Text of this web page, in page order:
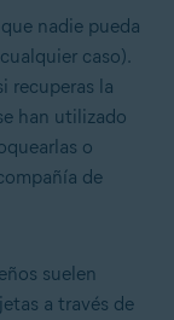
nadie pueda
caso).
recuperas la
han utilizado
o
de
suelen
a través de